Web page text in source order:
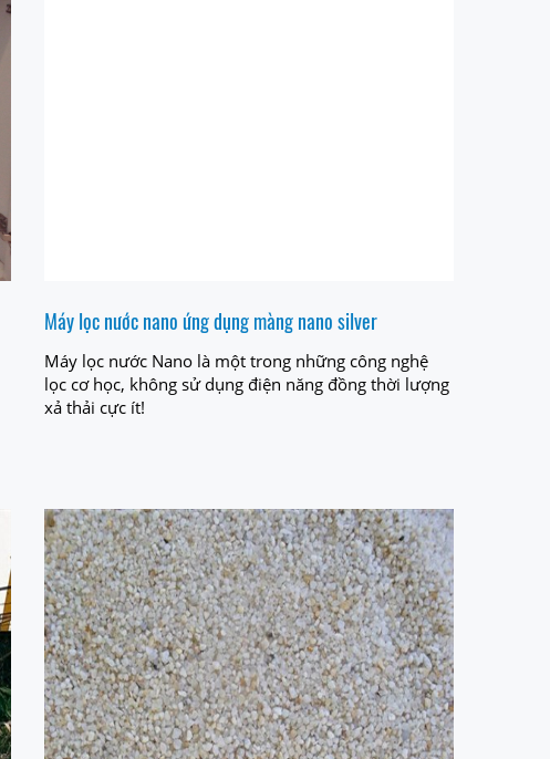
Máy lọc nước nano ứng dụng màng nano silver
Máy lọc nước Nano là một trong những công nghệ
lọc cơ học, không sử dụng điện năng đồng thời lượng
xả thải cực ít!